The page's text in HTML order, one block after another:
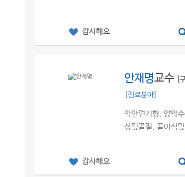
감사해요
안재명교수
[
[진료분야]
악안면기형, 양악
상및골절, 골이식
감사해요